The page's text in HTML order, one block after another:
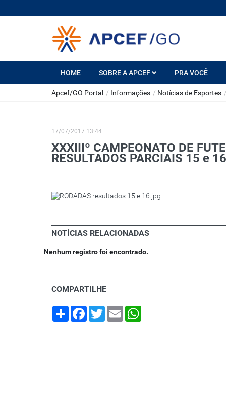
HOME SOBRE A APCEF PRA VOCÊ
Apcef/GO Portal / Informações / Notícias de Esportes
17/07/2017 13:44
XXXIIIº CAMPEONATO DE
RESULTADOS PARCIAIS 15 e 16
NOTÍCIAS RELACIONADAS
Nenhum registro foi encontrado.
COMPARTILHE
Share Facebook
TwitterEmail